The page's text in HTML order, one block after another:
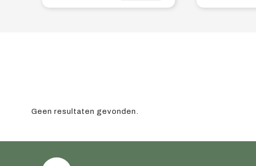
Geen resultaten gevonden.